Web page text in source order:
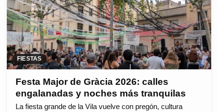
FIESTAS
Festa Major de Gràcia 2026: calles
engalanadas y noches más tranquilas
La fiesta grande de la Vila vuelve con pregón, cultura